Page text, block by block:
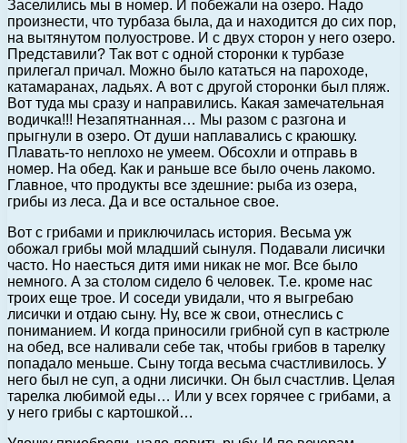
Заселились мы в номер. И побежали на озеро. Надо
произнести, что турбаза была, да и находится до сих пор,
на вытянутом полуострове. И с двух сторон у него озеро.
Представили? Так вот с одной сторонки к турбазе
прилегал причал. Можно было кататься на пароходе,
катамаранах, ладьях. А вот с другой сторонки был пляж.
Вот туда мы сразу и направились. Какая замечательная
водичка!!! Незапятнанная… Мы разом с разгона и
прыгнули в озеро. От души наплавались с краюшку.
Плавать-то неплохо не умеем. Обсохли и отправь в
номер. На обед. Как и раньше все было очень лакомо.
Главное, что продукты все здешние: рыба из озера,
грибы из леса. Да и все остальное свое.
Вот с грибами и приключилась история. Весьма уж
обожал грибы мой младший сынуля. Подавали лисички
часто. Но наесться дитя ими никак не мог. Все было
немного. А за столом сидело 6 человек. Т.е. кроме нас
троих еще трое. И соседи увидали, что я выгребаю
лисички и отдаю сыну. Ну, все ж свои, отнеслись с
пониманием. И когда приносили грибной суп в кастрюле
на обед, все наливали себе так, чтобы грибов в тарелку
попадало меньше. Сыну тогда весьма счастливилось. У
него был не суп, а одни лисички. Он был счастлив. Целая
тарелка любимой еды… Или у всех горячее с грибами, а
у него грибы с картошкой…